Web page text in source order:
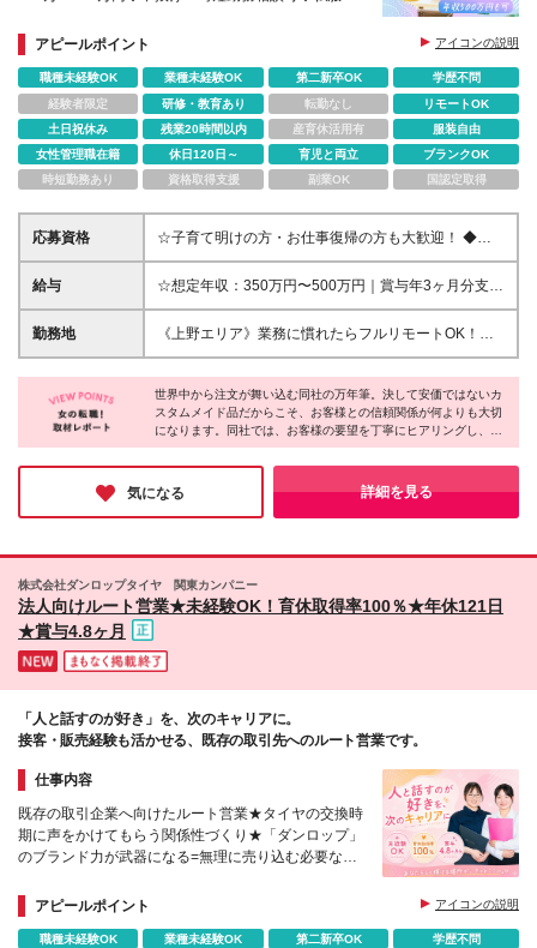
アピールポイント
アイコンの説明
職種未経験OK 業種未経験OK 第二新卒OK
学歴不問
経験者限定
研修・教育あり 転勤なし
リモートOK
土日祝休み
残業20時間以内 産育休活用有
服装自由
女性管理職在籍
休日120日～ 育児と両立
ブランクOK
時短勤務あり
資格取得支援 副業OK 国認定取得
応募資格
☆子育て明けの方・お仕事復帰の方も大歓迎！ ◆基
本的なPC操作・Excel操作ができる方 ◆学歴不問 ※
海外とのメールのやり取りがあるため、英語に抵抗が
です》 ◇周囲とコミュニケーションを取りながら業
務を進められる方 ◇腰を据えて長く安定して働きた
の知識は入社後に学べるため、事前の専門知識やマニ
アックなこだわりは不要です！
給与
☆想定年収：350万円〜500万円｜賞与年3ヶ月分支
給！ 月給24万円〜33万円＋賞与年2回 ※残業代は発
生した分を別途全額支給します ※経験・スキルを考慮
勤務地
《上野エリア》業務に慣れたらフルリモートOK！転
勤ナシ 【本社】東京都台東区東上野2丁目5-16 ※(変
更の範囲)上記を除く当社関連勤務地 ※業務に慣れて
独り立ちするまでは出社していただく予定ですが、
独り立ち後は順を追ってリモート、フルリモートも可
能です。
世界中から注文が舞い込む同社の万年筆。決して安価ではないカ
スタムメイド品だからこそ、お客様との信頼関係が何よりも大切
になります。同社では、お客様の要望を丁寧にヒアリングし、職
人と相談しながら「特別な一本」を作り上げています。納品後に
お客様から喜びのメールが届くことも珍しくないそうです。世界
中のファンに最高の製品をお届けする、そんな大きなやりがいを
味わえる同社に、ぜひ応募してみてはいかがでしょうか。
気になる 詳細を見る
株式会社ダンロップタイヤ 関東カンパニー
法人向けルート営業★未経験OK！育休取得率100％★年休121日
★賞与4.8ヶ月
「人と話すのが好き」を、次のキャリアに。
接客・販売経験も活かせる、既存の取引先へのルート営業です。
仕事内容
既存の取引企業へ向けたルート営業★タイヤの交換時
期に声をかけてもらう関係性づくり★「ダンロップ」
のブランド力が武器になる=無理に売り込む必要なし
アピールポイント
アイコンの説明
職種未経験OK 業種未経験OK 第二新卒OK
学歴不問